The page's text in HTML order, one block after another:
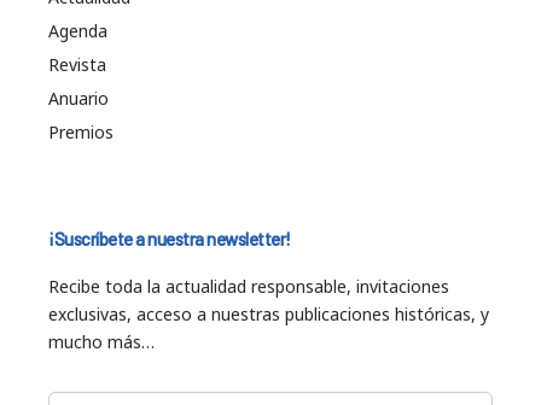
Agenda
Revista
Anuario
Premios
¡Suscríbete a nuestra newsletter!
Recibe toda la actualidad responsable, invitaciones
exclusivas, acceso a nuestras publicaciones históricas, y
mucho más…